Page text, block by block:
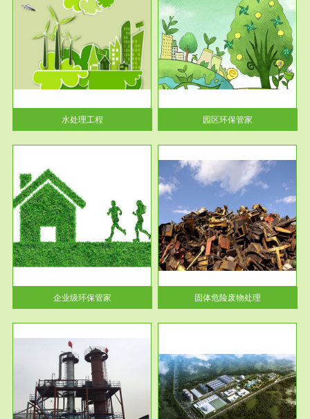
水处理工程
服务范围
园区环保管家
2016 年 4 月，环保部下发《关
于积极发挥环境保护作用促进供
给侧结...
园区环保管家
企业级环保管家
服务范围
固体危险废物处理
固体废物解释：固体废物是指人
们在生产建设、日常生活和其他
活动中...
固体危险废物处理
服务范围
市政固废处理